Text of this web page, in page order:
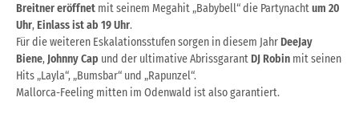
Breitnereröffnet mit seinem Megahit „Babybell“ die Partynachtum 20
Uhr, Einlassistab 19 Uhr.
Für die weiteren Eskalationsstufen sorgen in diesem Jahr DeeJay
Biene, Johnny Cap und der ultimative Abrissgarant DJ Robin mit seinen
Hits „Layla“, „Bumsbar“ und „Rapunzel“.
Mallorca-Feeling mitten im Odenwald ist also garantiert.